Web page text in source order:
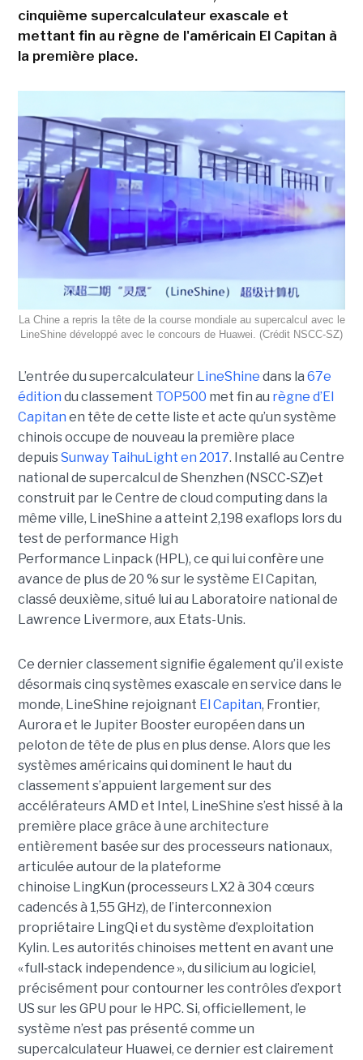
cinquième supercalculateur exascale et
mettant fin au règne de l'américain El Capitan à
la première place.
La Chine a repris la tête de la course mondiale au supercalcul avec le
LineShine développé avec le concours de Huawei. (Crédit NSCC‑SZ)
L’entrée du supercalculateur LineShine dans la 67e
édition du classement TOP500 met fin au règne d’El
Capitan en tête de cette liste et acte qu’un système
chinois occupe de nouveau la première place
depuisSunway TaihuLight en 2017. Installé au Centre
national de supercalcul de Shenzhen (NSCC‑SZ)et
construit par le Centre de cloud computing dans la
même ville, LineShine a atteint 2,198 exaflops lors du
test de performance High
Performance Linpack (HPL), ce qui lui confère une
avance de plus de 20 % sur le système El Capitan,
classé deuxième, situé lui au Laboratoire national de
Lawrence Livermore, aux Etats-Unis.
Ce dernier classement signifie également qu’il existe
désormais cinq systèmes exascale en service dans le
monde, LineShine rejoignant El Capitan, Frontier,
Aurora et le Jupiter Booster européen dans un
peloton de tête de plus en plus dense. Alors que les
systèmes américains qui dominent le haut du
classement s’appuient largement sur des
accélérateurs AMD et Intel, LineShine s’est hissé à la
première place grâce à une architecture
entièrement basée sur des processeurs nationaux,
articulée autour de la plateforme
chinoise LingKun (processeurs LX2 à 304 cœurs
cadencés à 1,55 GHz), de l’interconnexion
propriétaire LingQi et du système d’exploitation
Kylin. Les autorités chinoises mettent en avant une
« full‑stack independence », du silicium au logiciel,
précisément pour contourner les contrôles d’export
US sur les GPU pour le HPC. Si, officiellement, le
système n’est pas présenté comme un
supercalculateur Huawei, ce dernier est clairement